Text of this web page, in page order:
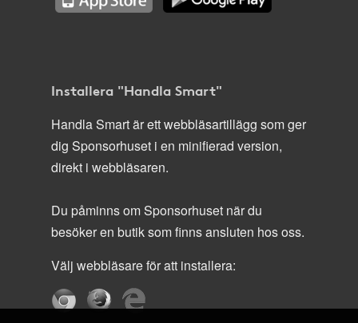
Installera "Handla Smart"
Handla Smart är ett webbläsartillägg som ger
dig Sponsorhuset i en minifierad version,
direkt i webbläsaren.
Du påminns om Sponsorhuset när du
besöker en butik som finns ansluten hos oss.
Välj webbläsare för att installera: